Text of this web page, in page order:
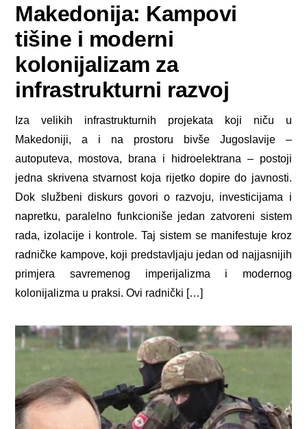
Makedonija: Kampovi
tišine i moderni
kolonijalizam za
infrastrukturni razvoj
Iza velikih infrastrukturnih projekata koji niču u
Makedoniji, a i na prostoru bivše Jugoslavije –
autoputeva, mostova, brana i hidroelektrana – postoji
jedna skrivena stvarnost koja rijetko dopire do javnosti.
Dok službeni diskurs govori o razvoju, investicijama i
napretku, paralelno funkcioniše jedan zatvoreni sistem
rada, izolacije i kontrole. Taj sistem se manifestuje kroz
radničke kampove, koji predstavljaju jedan od najjasnijih
primjera savremenog imperijalizma i modernog
kolonijalizma u praksi. Ovi radnički […]